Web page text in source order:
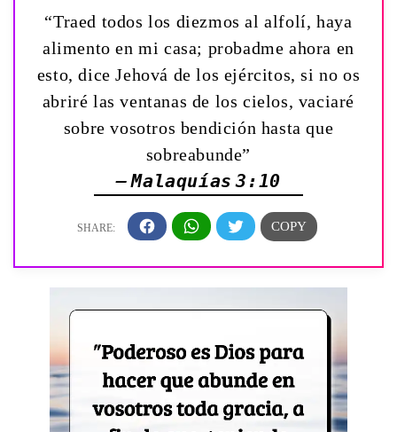
“Traed todos los diezmos al alfolí, haya
alimento en mi casa; probadme ahora en
esto, dice Jehová de los ejércitos, si no os
abriré las ventanas de los cielos, vaciaré
sobre vosotros bendición hasta que
sobreabunde”
— Malaquías 3:10